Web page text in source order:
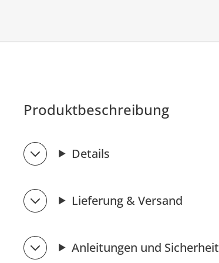
Produktbeschreibung
Details
Lieferung & Versand
Anleitungen und Sicherheit